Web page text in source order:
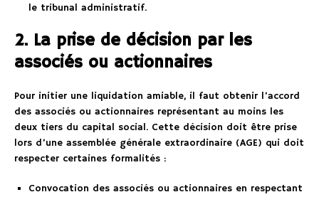
le tribunal administratif.
2. La prise de décision par les
associés ou actionnaires
Pour initier une liquidation amiable, il faut obtenir l’accord
des associés ou actionnaires représentant au moins les
deux tiers du capital social. Cette décision doit être prise
lors d’une assemblée générale extraordinaire (AGE) qui doit
respecter certaines formalités :
Convocation des associés ou actionnaires en respectant